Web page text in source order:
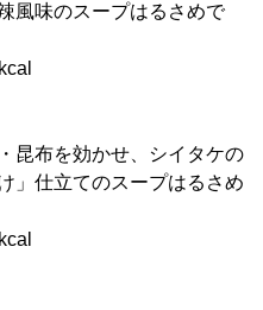
風味のスープはるさめで
昆布を効かせ、シイタケの
」仕立てのスープはるさめ